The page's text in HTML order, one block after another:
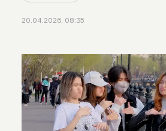
20.04.2026, 08:35